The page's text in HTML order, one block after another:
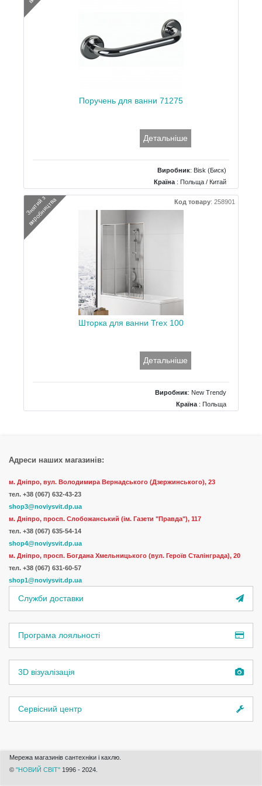
Поручень для ванни 71275
Детальніше
Виробник: Bisk (Биск)
Країна : Польща / Китай
З
н
я
т
и
й
з
в
и
р
о
б
н
и
ц
т
в
а Код товару: 258901
Шторка для ванни Trex 100
Детальніше
Виробник: New Trendy
Країна : Польща
Адреси наших магазинів:
м. Дніпро, вул. Володимира Вернадського (Дзержинського), 23
тел. +38 (067) 632-43-23
shop3@noviysvit.dp.ua
м. Дніпро, просп. Слобожанський (ім. Газети "Правда"), 117
тел. +38 (067) 635-54-14
shop4@noviysvit.dp.ua
м. Дніпро, просп. Богдана Хмельницького (вул. Героїв Сталінграда), 20
тел. +38 (067) 631-60-57
shop1@noviysvit.dp.ua
Служби доставки
Програма лояльності
3D візуалізація
Сервісний центр
Мережа магазинів сантехніки і кахлю.
© "НОВИЙ СВІТ" 1996 - 2024.